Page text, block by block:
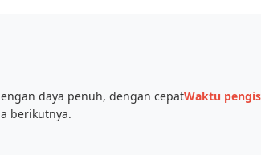
daya penuh, dengan cepatWaktu
berikutnya.